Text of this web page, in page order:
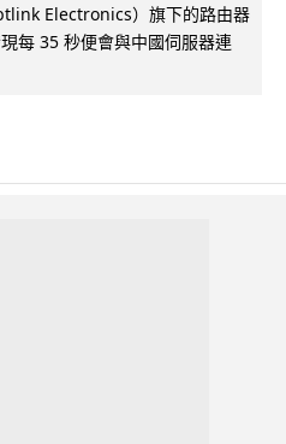
Electronics）旗下的路由器
每 35 秒便會與中國伺服器連